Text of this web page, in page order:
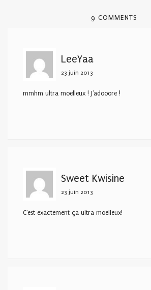
9 COMMENTS
LeeYaa
23 juin 2013
mmhm ultra moelleux ! J'adooore !
Sweet Kwisine
23 juin 2013
C'est exactement ça ultra moelleux!